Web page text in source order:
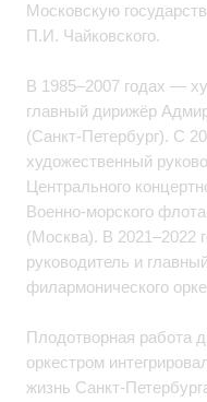
Московскую
П.И. Чайковского.
В 1985–2007 годах —
главный дирижёр
(Санкт‑Петербург). С
художественный
Центрального
Военно‑морского
(Москва). В 2021–2022
руководитель и
филармонического
Плодотворная работа
оркестром
жизнь